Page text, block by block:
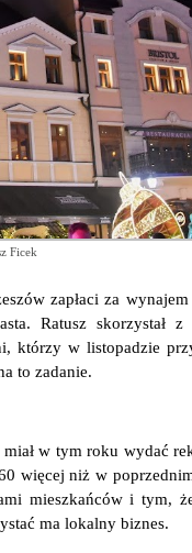
Ficek
zapłaci za
Ratusz skorzystał
którzy w listopadzie
to zadanie.
w tym roku wydać
więcej niż w
mieszkańców i tym,
ma lokalny biznes.